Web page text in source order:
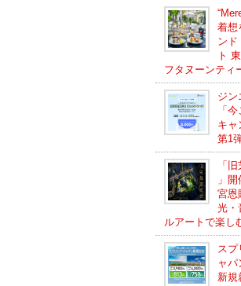
着想
ンド
ト
フタヌーンティ
ジン
「
キャ
第1
「
」
宮恩
光・
ルアートで楽し
スプ
ャパ
新規